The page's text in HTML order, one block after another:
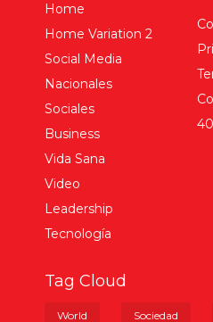
Home
Home Variation 2
Social Media
Nacionales
Sociales
Business
Vida Sana
Video
Leadership
Tecnología
Tag Cloud
World Sociedad